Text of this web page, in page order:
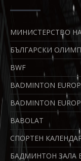
МИНИСТЕРСТВО
БЪЛГАРСКИ
BWF
BADMINTON
BADMINTON
BABOLAT
СПОРТЕН
БАДМИНТОН ЗАЛА